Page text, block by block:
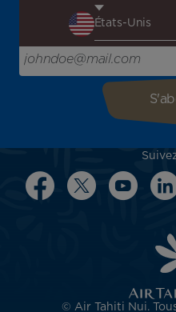
l'inspiration pour votre
Saisissez votre adresse e-
© Air Tahiti Nui.